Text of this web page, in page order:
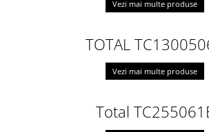
Vezi mai multe produse
TOTAL
Vezi mai multe produse
Total